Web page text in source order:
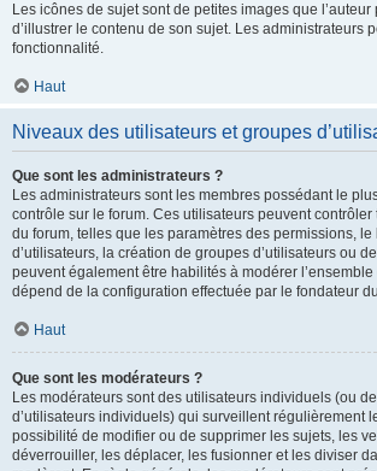
Les icônes de sujet sont de petites images que l’auteur
d’illustrer le contenu de son sujet. Les administrateurs
fonctionnalité.
Haut
Niveaux des utilisateurs et groupes
Que sont les administrateurs ?
Les administrateurs sont les membres possédant le
contrôle sur le forum. Ces utilisateurs peuvent
du forum, telles que les paramètres des permissions,
d’utilisateurs, la création de groupes d’utilisateurs ou
peuvent également être habilités à modérer l’ensemble
dépend de la configuration effectuée par le fondateur
Haut
Que sont les modérateurs ?
Les modérateurs sont des utilisateurs individuels (ou
d’utilisateurs individuels) qui surveillent régulièrement
possibilité de modifier ou de supprimer les sujets, les
déverrouiller, les déplacer, les fusionner et les diviser